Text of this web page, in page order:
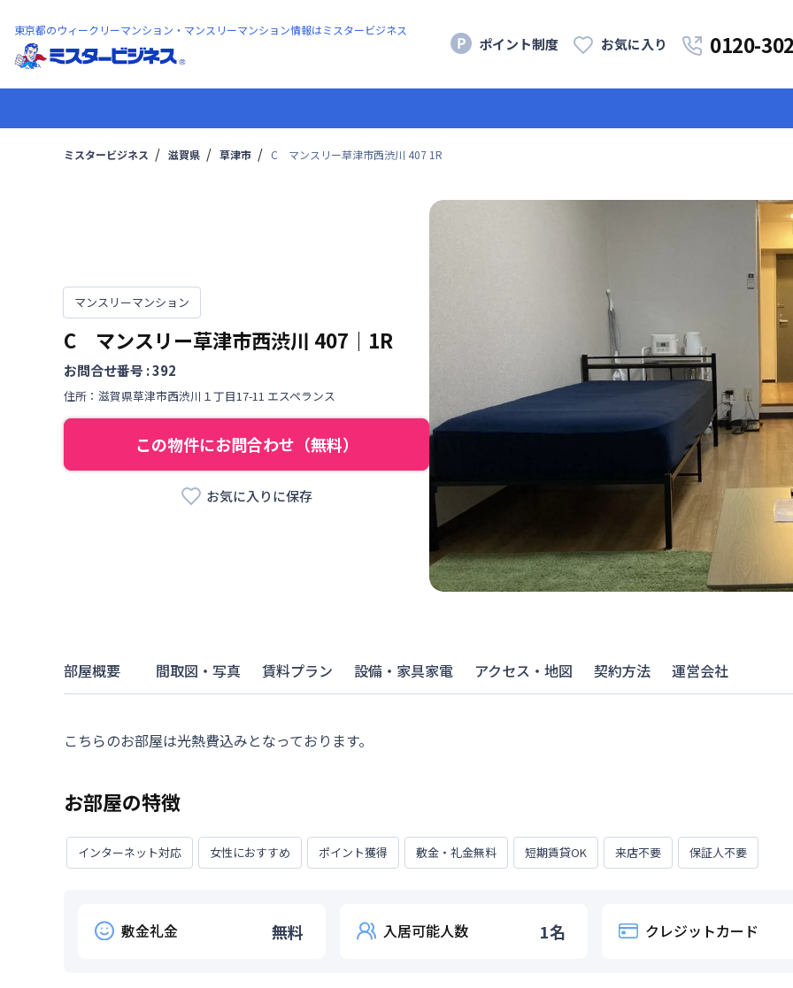
東京都のウィークリーマンション・マンスリーマンション情報はミスタービジネス
ポイント制度 お気に入り 0120-
ミスタービジネス 滋賀県 草津市 C マンスリー草津市西渋川 407 1R
マンスリーマンション
C マンスリー草津市西渋川 407 ｜ 1R
お問合せ番号 :392
住所： 滋賀県草津市西渋川 １丁目17-11 エスペランス
この物件にお問合わせ（無料）
お気に入りに保存
部屋概要 間取図・写真 賃料プラン 設備・家具家電 アクセス・地図 契約方法 運営会社
こちらのお部屋は光熱費込みとなっております。
お部屋の特徴
インターネット対応 女性におすすめ ポイント獲得 敷金・礼金無料 短期賃貸OK 来店不要 保証人不要
敷金礼金 無料 入居可能人数 1名 クレジットカード